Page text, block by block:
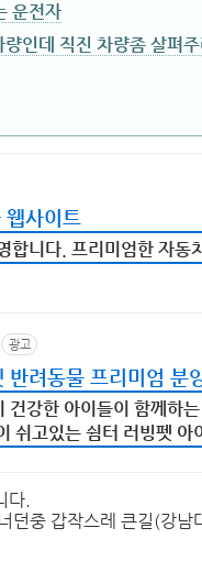
운전자
인데 직진 차량좀 살펴주
사이트
니다. 프리미엄한 자동
광고
반려동물 프리미엄 분
강한 아이들이 함께하
쉬고있는 쉼터 러빙펫 아
다.
던중 갑작스레 큰길(강